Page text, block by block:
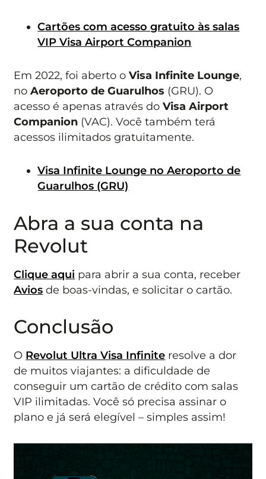
Cartões com acesso gratuito às salas
VIP Visa Airport Companion
Em 2022, foi aberto oVisa Infinite Lounge,
noAeroporto de Guarulhos (GRU). O
acesso é apenas através doVisa Airport
Companion (VAC). Você também terá
acessos ilimitados gratuitamente.
Visa Infinite Lounge no Aeroporto de
Guarulhos (GRU)
Abra a sua conta na
Revolut
Clique aqui para abrir a sua conta, receber
Avios de boas-vindas, e solicitar o cartão.
Conclusão
O Revolut Ultra Visa Infinite resolve a dor
de muitos viajantes: a dificuldade de
conseguir um cartão de crédito com salas
VIP ilimitadas. Você só precisa assinar o
plano e já será elegível – simples assim!